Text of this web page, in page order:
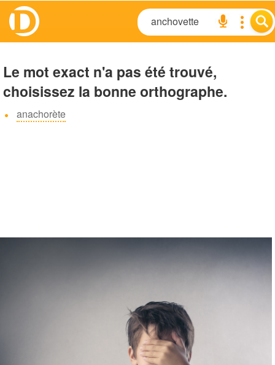
Le mot exact n'a pas été trouvé,
choisissez la bonne orthographe.
anachorète